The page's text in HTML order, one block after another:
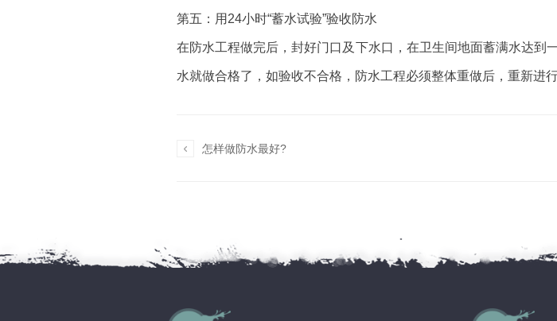
第五：用24小时“蓄水试验”验收防水
在防水工程做完后，封好门口及下水口，在卫生间地面蓄满水达
水就做合格了，如验收不合格，防水工程必须整体重做后，重新进行
 怎样做防水最好?